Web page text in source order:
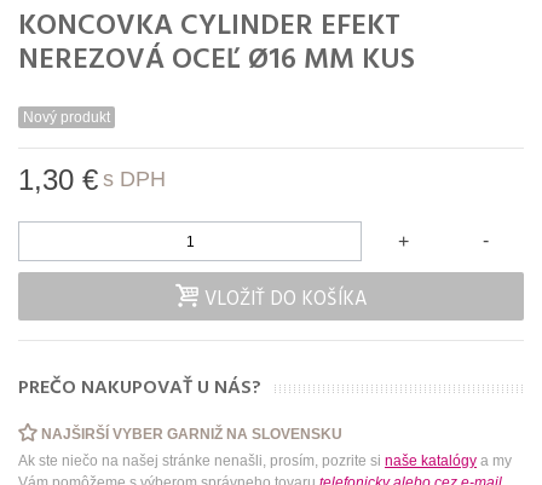
KONCOVKA CYLINDER EFEKT
NEREZOVÁ OCEĽ Ø16 MM KUS
Nový produkt
1,30 € s DPH
-
+
VLOŽIŤ DO KOŠÍKA
PREČO NAKUPOVAŤ U NÁS?
NAJŠIRŠÍ VYBER GARNIŽ NA SLOVENSKU
Ak ste niečo na našej stránke nenašli, prosím, pozrite si naše katalógy a my